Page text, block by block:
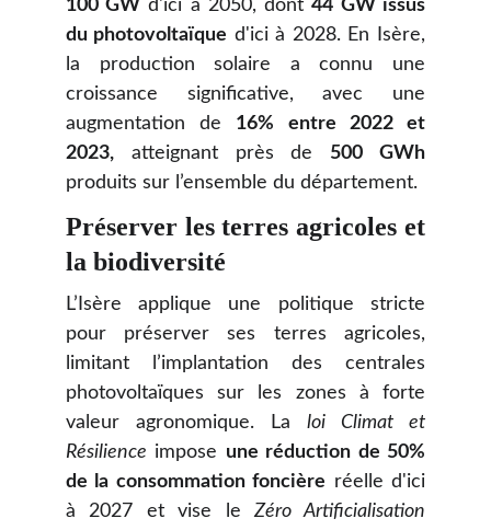
100 GW d'ici à 2050, dont44 GW issus
du photovoltaïque d'ici à 2028. En Isère,
la production solaire a connu une
croissance significative, avec une
augmentation de 16% entre 2022 et
2023, atteignant près de 500 GWh
produits sur l’ensemble du département.
Préserver les terres agricoles et
la biodiversité
L’Isère applique une politique stricte
pour préserver ses terres agricoles,
limitant l’implantation des centrales
photovoltaïques sur les zones à forte
valeur agronomique. La loi Climat et
Résilience impose une réduction de 50%
de la consommation foncière réelle d'ici
à 2027 et vise leZéro Artificialisation